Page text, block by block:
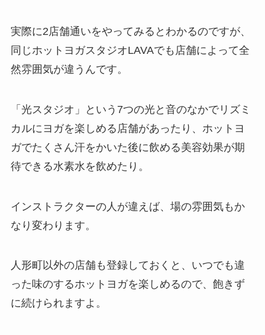
実際に2店舗通いをやってみるとわかるのですが、
同じホットヨガスタジオLAVAでも店舗によって全
然雰囲気が違うんです。
「光スタジオ」
という7つの光と音のなかでリズミ
カルにヨガを楽しめる店舗があったり、ホットヨ
ガでたくさん汗をかいた後に飲める美容効果が期
待できる水素水を飲めたり。
インストラクターの人が違えば、場の雰囲気もか
なり変わります。
人形町以外の店舗も登録しておくと、いつでも違
った味のするホットヨガを楽しめるので、飽きず
に続けられますよ。